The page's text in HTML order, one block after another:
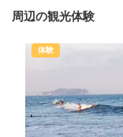
周辺の観光体験
体験